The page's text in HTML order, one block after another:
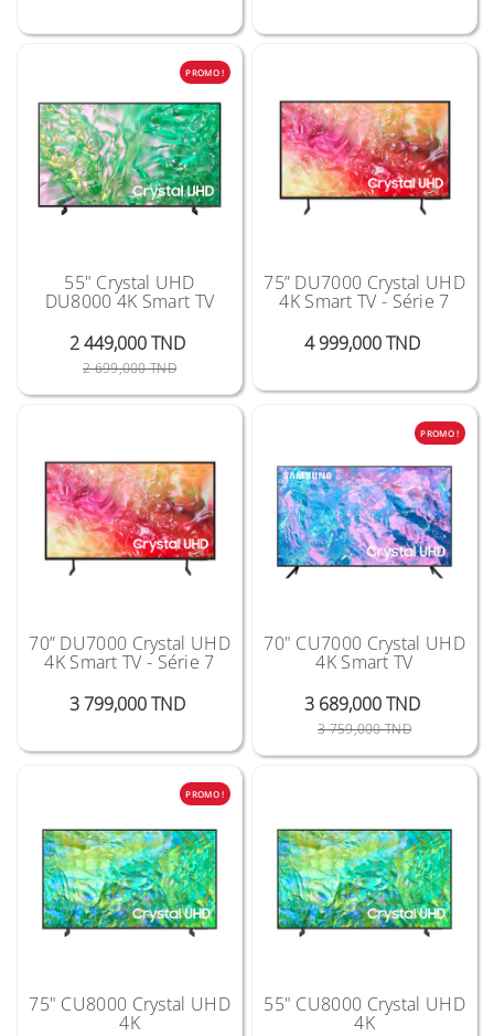
PROMO !
55" Crystal UHD
DU8000 4K Smart TV
2 449,000 TND
2 699,000 TNDPrix Public
Prix
75” DU7000 Crystal UHD
4K Smart TV - Série 7
4 999,000 TND
70” DU7000 Crystal UHD
4K Smart TV - Série 7
3 799,000 TND
PROMO !
70" CU7000 Crystal UHD
4K Smart TV
3 689,000 TND
3 759,000 TNDPrix Public
Prix
PROMO !
75" CU8000 Crystal UHD
4K
55" CU8000 Crystal UHD
4K